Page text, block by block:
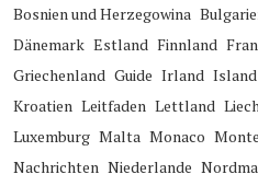
Bosnien und Herzegowina
Dänemark Estland Finnland
Griechenland Guide Irland Island
Kroatien Leitfaden Lettland
Luxemburg Malta Monaco
Nachrichten Niederlande